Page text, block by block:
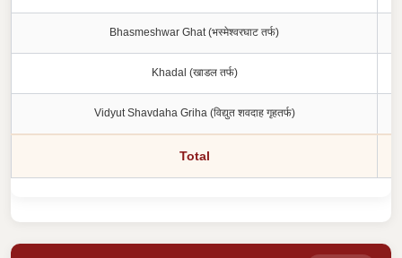
Bhasmeshwar Ghat (भस्मेश्वरघाट तर्फ)
Khadal (खाडल तर्फ)
Vidyut Shavdaha Griha (विद्युत शवदाह गृहतर्फ)
Total